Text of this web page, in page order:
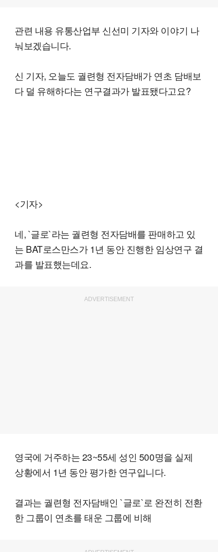
관련 내용 유통산업부 신선미 기자와 이야기 나
눠보겠습니다.
신 기자, 오늘도 궐련형 전자담배가 연초 담배보
다 덜 유해하다는 연구결과가 발표됐다고요?
<기자>
네, `글로`라는 궐련형 전자담배를 판매하고 있
는 BAT로스만스가 1년 동안 진행한 임상연구 결
과를 발표했는데요.
ADVERTISEMENT
영국에 거주하는 23~55세 성인 500명을 실제
상황에서 1년 동안 평가한 연구입니다.
결과는 궐련형 전자담배인 `글로`로 완전히 전환
한 그룹이 연초를 태운 그룹에 비해